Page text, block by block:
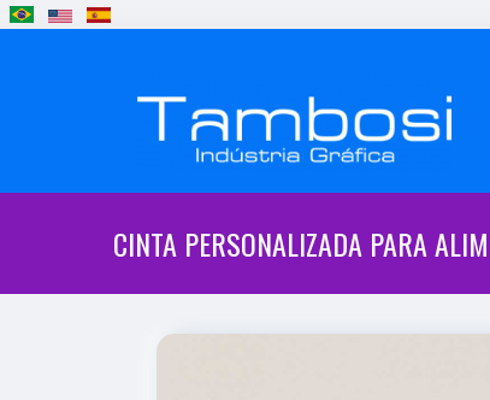
CINTA PERSONALIZADA PARA